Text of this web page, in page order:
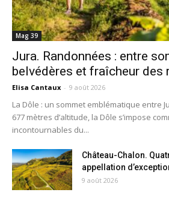
Mag 39
Jura. Randonnées : entre
belvédères et fraîcheur des
Elisa Cantaux - 9 août 2026
La Dôle : un sommet emblématique entre
677 mètres d’altitude, la Dôle s’impose
incontournables du...
Château-Chalon.
appellation
9 août 2026